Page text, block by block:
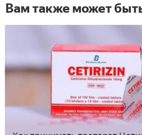
Вам также может